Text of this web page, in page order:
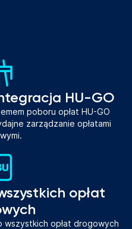
HU-GO
poboru opłat HU-GO
zarządzanie opłatami
opłat
opłat drogowych